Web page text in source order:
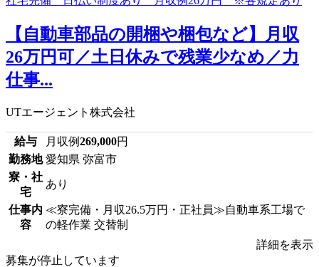
【自動車部品の開梱や梱包など】月収
26万円可／土日休みで残業少なめ／力
仕事...
UTエージェント株式会社
給与 月収例269,000円
勤務地 愛知県 弥富市
寮・社
宅
あり
仕事内
容
≪寮完備・月収26.5万円・正社員≫自動車系工場で
の軽作業 交替制
詳細を表示
募集が停止しています